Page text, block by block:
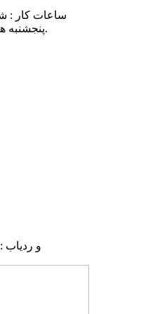
پنجشنبه ها و ایام تعطیل شرکت تعطیل است.
تلفن پشتیبانی GPS و ردیاب : 66029031-021